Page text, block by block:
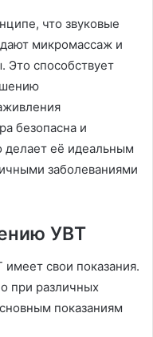
что звуковые
микромассаж и
Это способствует
безопасна и
делает её идеальным
заболеваниями
УВТ
свои показания.
при различных
показаниям